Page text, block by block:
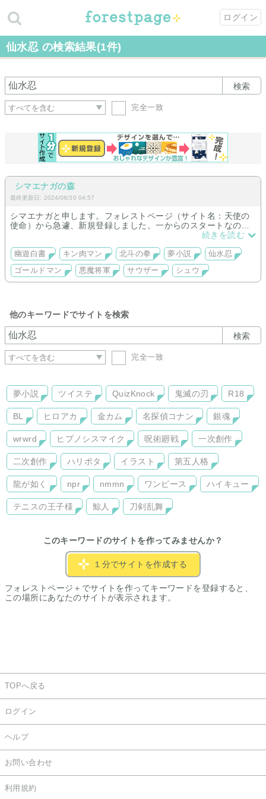
ログイン
仙水忍 の検索結果(1件)
検索
完全一致
シマエナガの森
最終更新日: 2024/08/30 04:57
シマエナガと申します。フォレストページ（サイト名：天使の
使命）から急遽、新規登録しました。一からのスタートなので
まだ何もありませんが、これから少しづつ増やしていこうと思
悪魔将軍、北斗の拳のサウザーを中心に作成していきます。よ
ろしくお願いします。
続きを読む
幽遊白書 キン肉マン 北斗の拳 夢小説
仙水忍
ゴールドマン
悪魔将軍 サウザー シュウ
他のキーワードでサイトを検索
検索
完全一致
夢小説 ツイステ QuizKnock 鬼滅の刃 R18
BL ヒロアカ 金カム 名探偵コナン 銀魂
wrwrd ヒプノシスマイク 呪術廻戦 一次創作
二次創作 ハリポタ イラスト 第五人格
龍が如く npr nmmn ワンピース ハイキュー
テニスの王子様 鯨人 刀剣乱舞
このキーワードのサイトを作ってみませんか？
１分でサイトを作成する
フォレストページ＋でサイトを作ってキーワードを登録すると、
この場所にあなたのサイトが表示されます。
TOPへ戻る
ログイン
ヘルプ
お問い合わせ
利用規約